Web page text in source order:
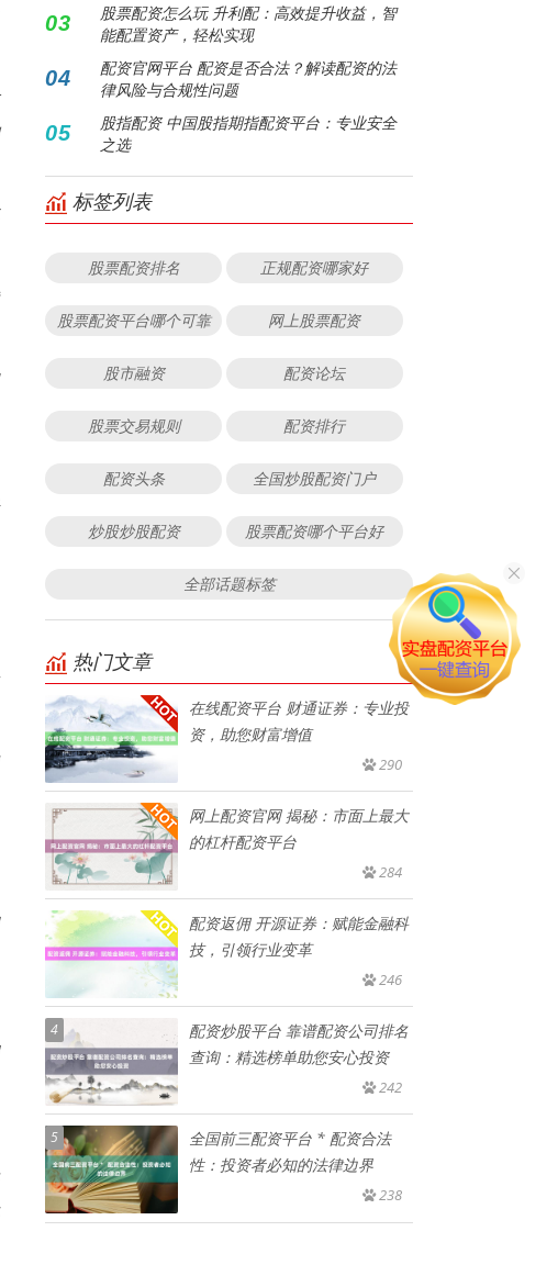
03
股票配资怎么玩 升利配：高效提升收益，智
能配置资产，轻松实现
04
配资官网平台 配资是否合法？解读配资的法
律风险与合规性问题
05
股指配资 中国股指期指配资平台：专业安全
之选
标签列表
股票配资排名 正规配资哪家好
股票配资平台哪个可靠 网上股票配资
股市融资 配资论坛
股票交易规则 配资排行
配资头条 全国炒股配资门户
炒股炒股配资 股票配资哪个平台好
全部话题标签
热门文章
在线配资平台 财通证券：专业投
资，助您财富增值
290
网上配资官网 揭秘：市面上最大
的杠杆配资平台
284
配资返佣 开源证券：赋能金融科
技，引领行业变革
246
4
配资炒股平台 靠谱配资公司排名
查询：精选榜单助您安心投资
242
5
全国前三配资平台 * 配资合法
性：投资者必知的法律边界
238